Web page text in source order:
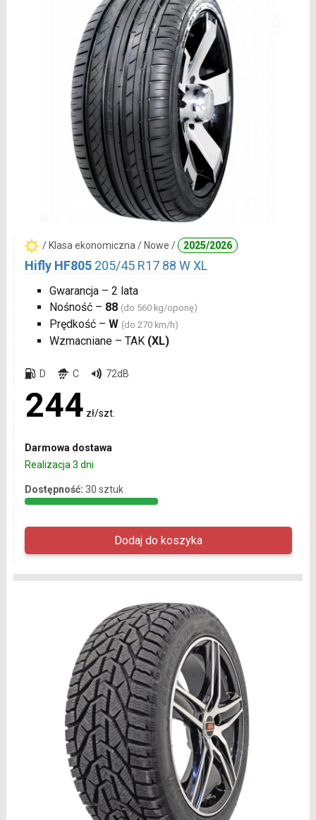
/ Klasa ekonomiczna / Nowe / 2025/2026
Hifly HF805 205/45 R17 88 W XL
Gwarancja – 2 lata
Nośność – 88 (do 560 kg/oponę)
Prędkość – W (do 270 km/h)
Wzmacniane – TAK (XL)
D C 72dB
244 zł/szt.
Darmowa dostawa
Realizacja 3 dni
Dostępność: 30 sztuk